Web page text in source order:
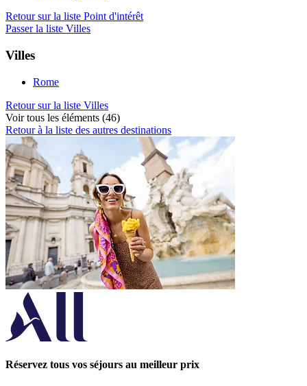
Retour sur la liste Point d'intérêt
Passer la liste Villes
Villes
Rome
Retour sur la liste Villes
Voir tous les éléments (46)
Retour à la liste des autres destinations
Réservez tous vos séjours au meilleur prix